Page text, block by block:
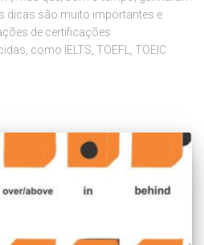
dicas são muito importantes e
de certificações
como IELTS, TOEFL, TOEIC